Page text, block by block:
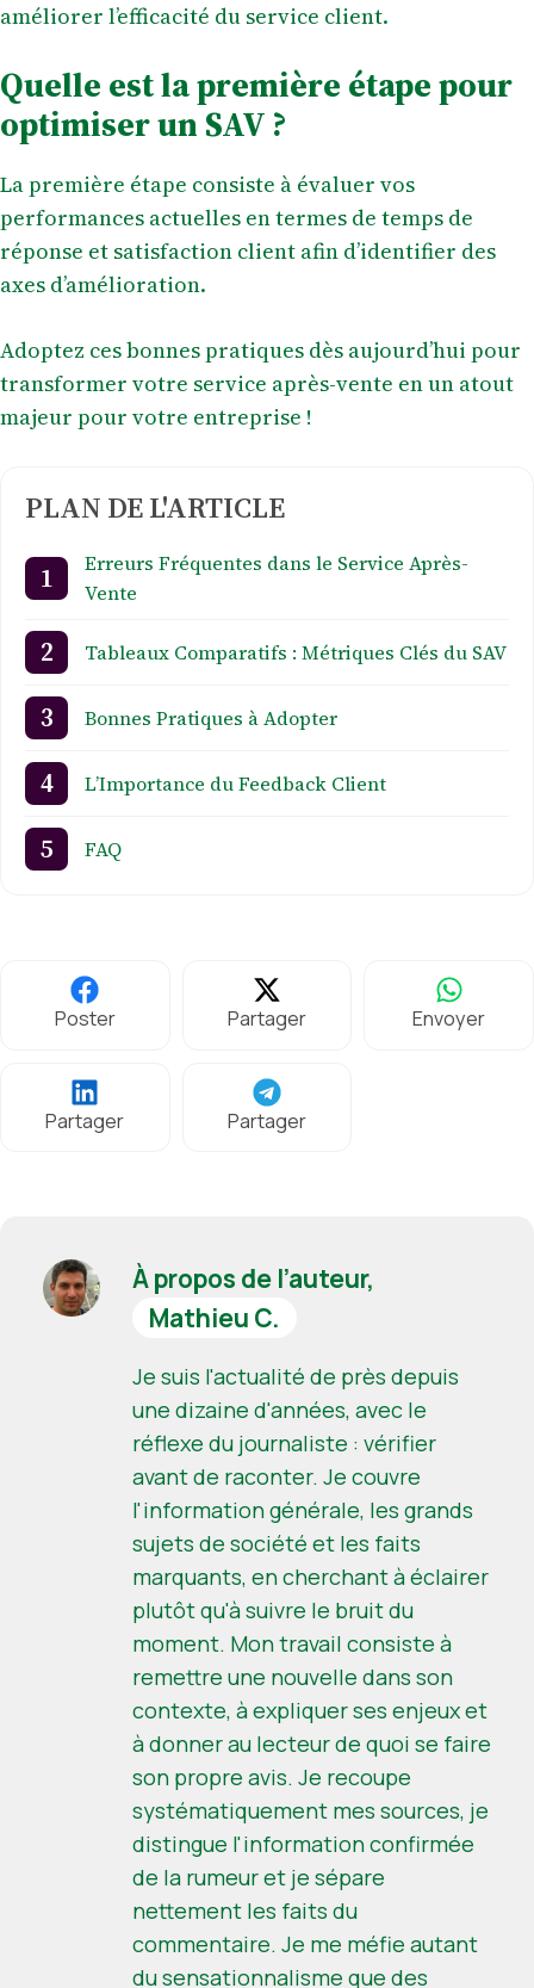
améliorer l’efficacité du service client.
Quelle est la première étape pour
optimiser un SAV ?
La première étape consiste à évaluer vos
performances actuelles en termes de temps de
réponse et satisfaction client afin d’identifier des
axes d’amélioration.
Adoptez ces bonnes pratiques dès aujourd’hui pour
transformer votre service après-vente en un atout
majeur pour votre entreprise !
PLAN DE L'ARTICLE
Erreurs Fréquentes dans le Service Après-
Vente
Tableaux Comparatifs : Métriques Clés du SAV
Bonnes Pratiques à Adopter
L’Importance du Feedback Client
FAQ
Poster Partager Envoyer
Partager Partager
À propos de l’auteur,
Mathieu C.
Je suis l'actualité de près depuis
une dizaine d'années, avec le
réflexe du journaliste : vérifier
avant de raconter. Je couvre
l'information générale, les grands
sujets de société et les faits
marquants, en cherchant à éclairer
plutôt qu'à suivre le bruit du
moment. Mon travail consiste à
remettre une nouvelle dans son
contexte, à expliquer ses enjeux et
à donner au lecteur de quoi se faire
son propre avis. Je recoupe
systématiquement mes sources, je
distingue l'information confirmée
de la rumeur et je sépare
nettement les faits du
commentaire. Je me méfie autant
du sensationnalisme que des